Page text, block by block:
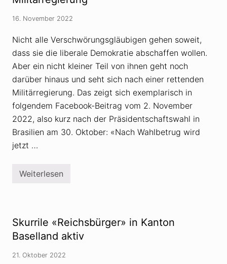
r
r
i
R
s
s
a
n
d
16. November 2022
Nicht alle Verschwörungsgläubigen gehen soweit,
dass sie die liberale Demokratie abschaffen wollen.
Aber ein nicht kleiner Teil von ihnen geht noch
darüber hinaus und seht sich nach einer rettenden
Militärregierung. Das zeigt sich exemplarisch in
folgendem Facebook-Beitrag vom 2. November
2022, also kurz nach der Präsidentschaftswahl in
Brasilien am 30. Oktober: «Nach Wahlbetrug wird
jetzt …
V
h
w
ö
r
n
Weiterlesen
Skurrile «Reichsbürger» in Kanton
Baselland aktiv
21. Oktober 2022